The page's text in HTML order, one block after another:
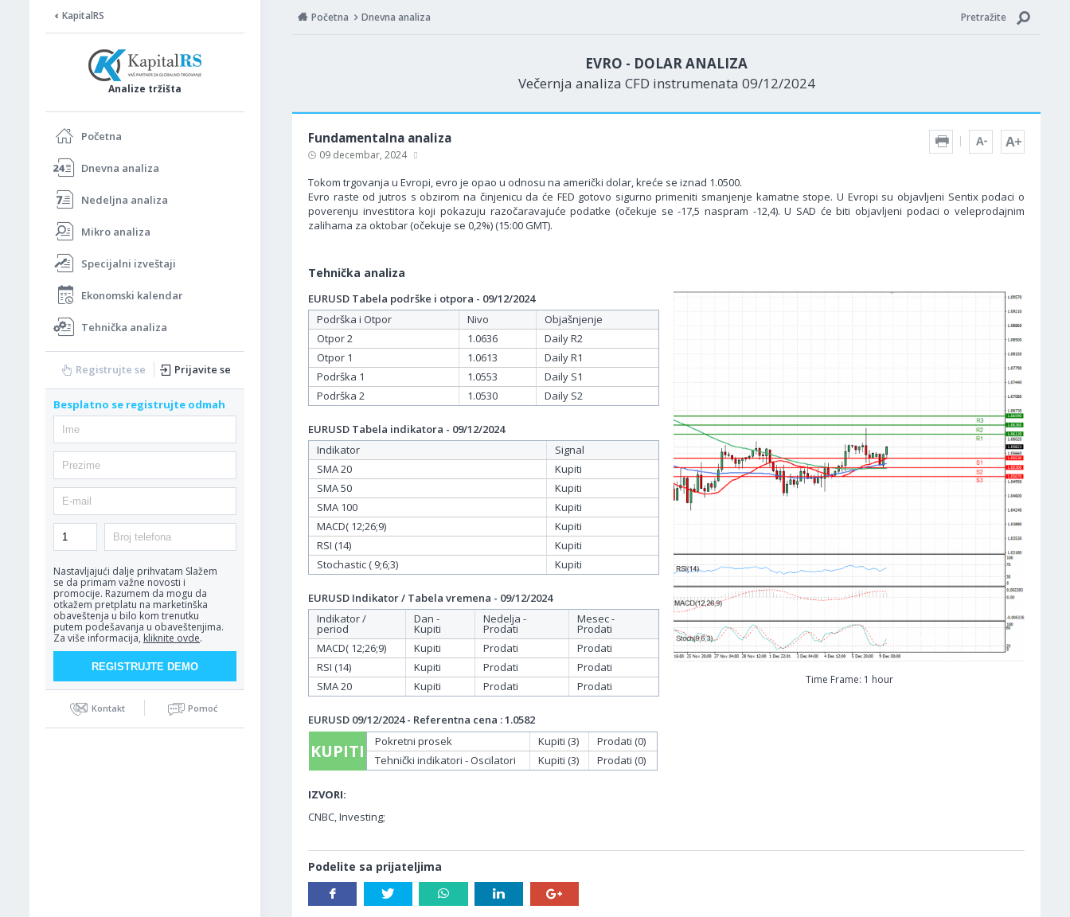
KapitalRS
Analize tržišta
Početna
Dnevna analiza
Nedeljna analiza
Mikro analiza
Specijalni izveštaji
Ekonomski kalendar
Tehnička analiza
Registrujte se Prijavite se
Besplatno se registrujte odmah
Nastavljajući dalje prihvatam Slažem
se da primam važne novosti i
promocije. Razumem da mogu da
otkažem pretplatu na marketinška
obaveštenja u bilo kom trenutku
putem podešavanja u obaveštenjima.
Za više informacija, kliknite ovde.
Kontakt Pomoć
Početna Dnevna analiza Pretražite
EVRO - DOLAR ANALIZA
Večernja analiza CFD instrumenata 09/12/2024
Fundamentalna analiza
09 decembar, 2024
Tokom trgovanja u Evropi, evro je opao u odnosu na američki dolar, kreće se iznad 1.0500.
Evro raste od jutros s obzirom na činjenicu da će FED gotovo sigurno primeniti smanjenje kamatne stope. U Evropi su objavljeni Sentix podaci o
poverenju investitora koji pokazuju razočaravajuće podatke (očekuje se -17,5 naspram -12,4). U SAD će biti objavljeni podaci o veleprodajnim
zalihama za oktobar (očekuje se 0,2%) (15:00 GMT).
Tehnička analiza
Time Frame: 1 hour
EURUSD Tabela podrške i otpora - 09/12/2024
Podrška i Otpor
Nivo
Objašnjenje
Otpor 2
1.0636
Daily R2
Otpor 1
1.0613
Daily R1
Podrška 1
1.0553
Daily S1
Podrška 2
1.0530 Daily S2
EURUSD Tabela indikatora - 09/12/2024
Indikator
Signal
SMA 20
Kupiti
SMA 50
Kupiti
SMA 100
Kupiti
MACD( 12;26;9)
Kupiti
RSI (14)
Kupiti
Stochastic ( 9;6;3)
Kupiti
EURUSD Indikator / Tabela vremena - 09/12/2024
Indikator /
period
Dan -
Kupiti
Nedelja -
Prodati
Mesec -
Prodati
MACD( 12;26;9)
Kupiti Prodati
Prodati
RSI (14)
Kupiti Prodati
Prodati
SMA 20
Kupiti Prodati Prodati
EURUSD 09/12/2024 - Referentna cena : 1.0582
KUPITI Pokretni prosek Kupiti (3)
Prodati (0)
Tehnički indikatori - Oscilatori
Kupiti (3) Prodati (0)
IZVORI:
CNBC, Investing;
Podelite sa prijateljima